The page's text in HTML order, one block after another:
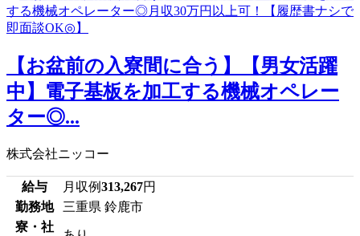
【お盆前の入寮間に合う】【男女活躍
中】電子基板を加工する機械オペレー
ター◎...
株式会社ニッコー
給与 月収例313,267円
勤務地
三重県 鈴鹿市
寮・社